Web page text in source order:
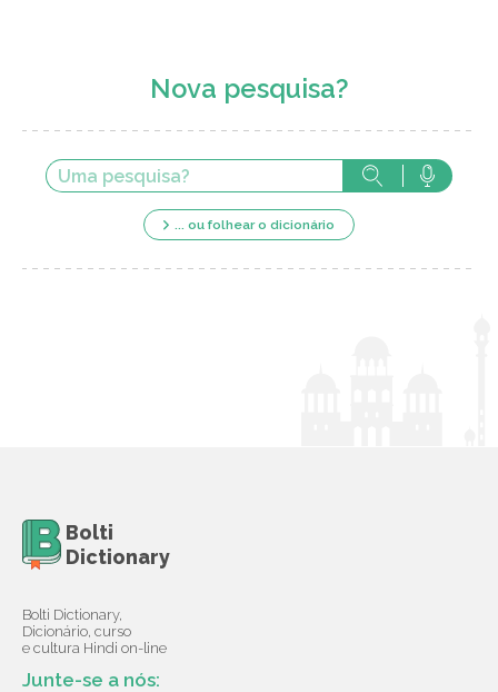
Nova pesquisa?
... ou folhear o dicionário
Bolti
Dictionary
Bolti Dictionary,
Dicionário, curso
e cultura Hindi on-line
Junte-se a nós: